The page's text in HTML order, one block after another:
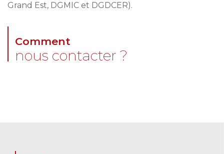
Grand Est, DGMIC et DGDCER).
Comment
nous contacter ?